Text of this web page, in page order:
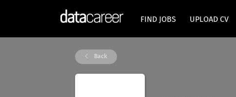
FIND JOBS UPLOAD CV
Back